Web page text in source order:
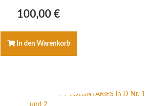
100,00 €
In den Warenkorb